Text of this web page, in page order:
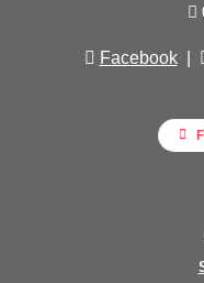
Facebook|